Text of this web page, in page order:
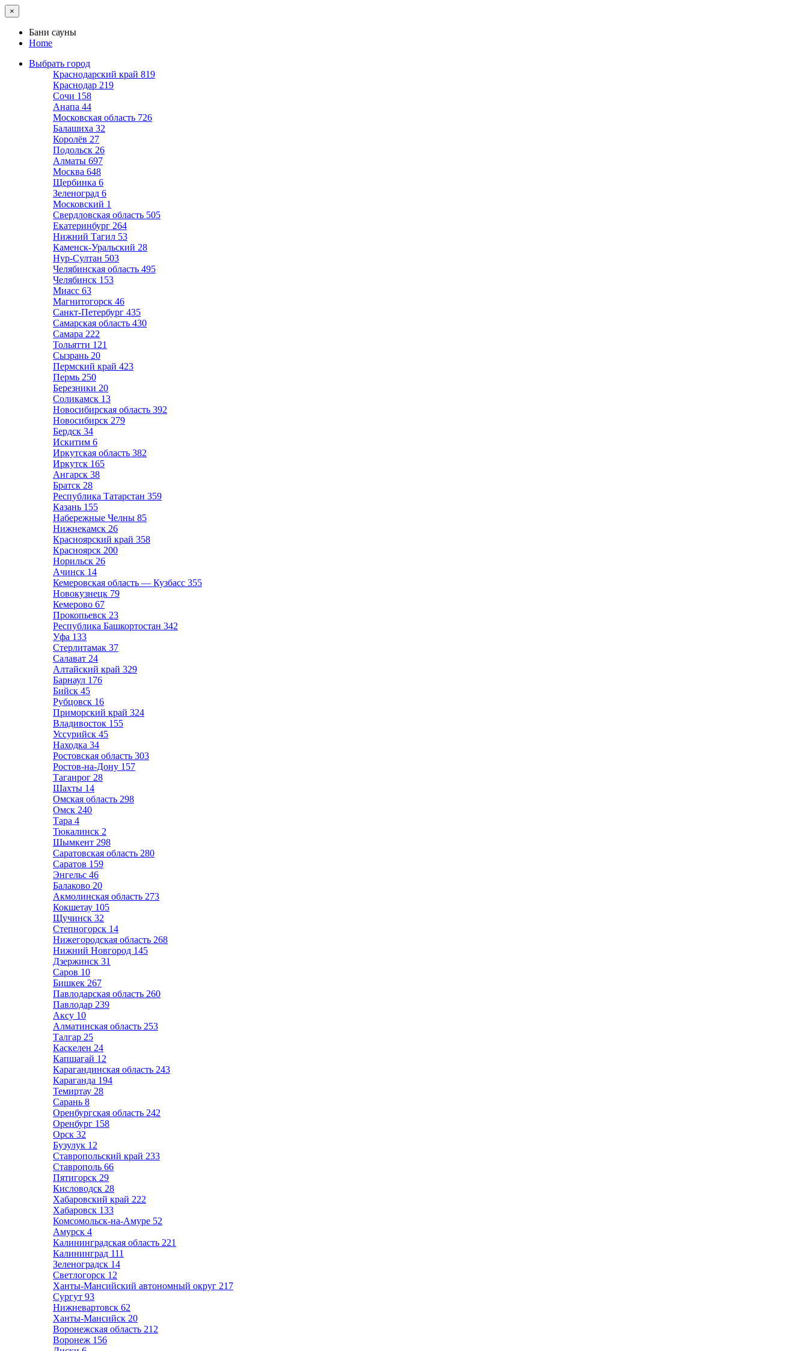
×
Бани сауны
Home
Выбрать город
Краснодарский край 819
Краснодар 219
Сочи 158
Анапа 44
Московская область 726
Балашиха 32
Королёв 27
Подольск 26
Алматы 697
Москва 648
Щербинка 6
Зеленоград 6
Московский 1
Свердловская область 505
Екатеринбург 264
Нижний Тагил 53
Каменск-Уральский 28
Нур-Султан 503
Челябинская область 495
Челябинск 153
Миасс 63
Магнитогорск 46
Санкт-Петербург 435
Самарская область 430
Самара 222
Тольятти 121
Сызрань 20
Пермский край 423
Пермь 250
Березники 20
Соликамск 13
Новосибирская область 392
Новосибирск 279
Бердск 34
Искитим 6
Иркутская область 382
Иркутск 165
Ангарск 38
Братск 28
Республика Татарстан 359
Казань 155
Набережные Челны 85
Нижнекамск 26
Красноярский край 358
Красноярск 200
Норильск 26
Ачинск 14
Кемеровская область — Кузбасс 355
Новокузнецк 79
Кемерово 67
Прокопьевск 23
Республика Башкортостан 342
Уфа 133
Стерлитамак 37
Салават 24
Алтайский край 329
Барнаул 176
Бийск 45
Рубцовск 16
Приморский край 324
Владивосток 155
Уссурийск 45
Находка 34
Ростовская область 303
Ростов-на-Дону 157
Таганрог 28
Шахты 14
Омская область 298
Омск 240
Тара 4
Тюкалинск 2
Шымкент 298
Саратовская область 280
Саратов 159
Энгельс 46
Балаково 20
Акмолинская область 273
Кокшетау 105
Щучинск 32
Степногорск 14
Нижегородская область 268
Нижний Новгород 145
Дзержинск 31
Саров 10
Бишкек 267
Павлодарская область 260
Павлодар 239
Аксу 10
Алматинская область 253
Талгар 25
Каскелен 24
Капшагай 12
Карагандинская область 243
Караганда 194
Темиртау 28
Сарань 8
Оренбургская область 242
Оренбург 158
Орск 32
Бузулук 12
Ставропольский край 233
Ставрополь 66
Пятигорск 29
Кисловодск 28
Хабаровский край 222
Хабаровск 133
Комсомольск-на-Амуре 52
Амурск 4
Калининградская область 221
Калининград 111
Зеленоградск 14
Светлогорск 12
Ханты-Мансийский автономный округ 217
Сургут 93
Нижневартовск 62
Ханты-Мансийск 20
Воронежская область 212
Воронеж 156